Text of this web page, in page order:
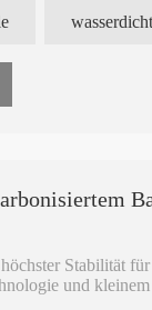
für den
Bambus-
eine
Stabilität
und